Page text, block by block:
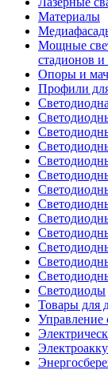
Материалы
Мощные
стадионов
Опоры и
Профили
Светодиоды
Товары для
Управление